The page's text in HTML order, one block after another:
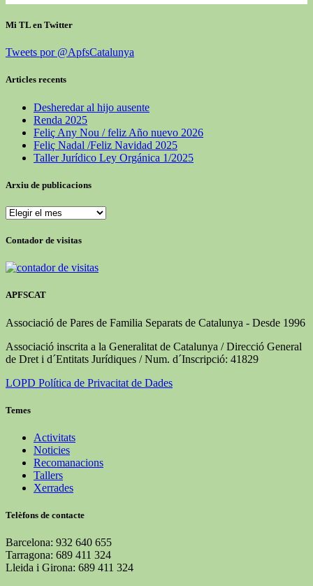
Mi TL en Twitter
Tweets por @ApfsCatalunya
Articles recents
Desheredar al hijo ausente
Renda 2025
Feliç Any Nou / feliz Año nuevo 2026
Feliç Nadal /Feliz Navidad 2025
Taller Jurídico Ley Orgánica 1/2025
Arxiu de publicacions
Contador de visitas
APFSCAT
Associació de Pares de Familia Separats de Catalunya - Desde 1996
Associació inscrita a la Generalitat de Catalunya / Direcció General
de Dret i d´Entitats Jurídiques / Num. d´Inscripció: 41829
LOPD Política de Privacitat de Dades
Temes
Activitats
Noticies
Recomanacions
Tallers
Xerrades
Telèfons de contacte
Barcelona: 932 640 655
Tarragona: 689 411 324
Lleida i Girona: 689 411 324